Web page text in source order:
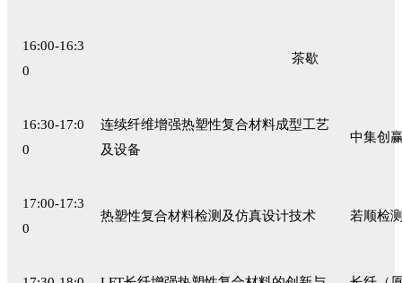
16:00-16:3
0
茶歇
16:30-17:0
0
连续纤维增强热塑性复合材料成型工艺
及设备
中集创
17:00-17:3
0
热塑性复合材料检测及仿真设计技术 若顺检